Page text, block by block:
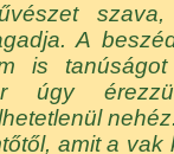
A
is
úgy
amit a